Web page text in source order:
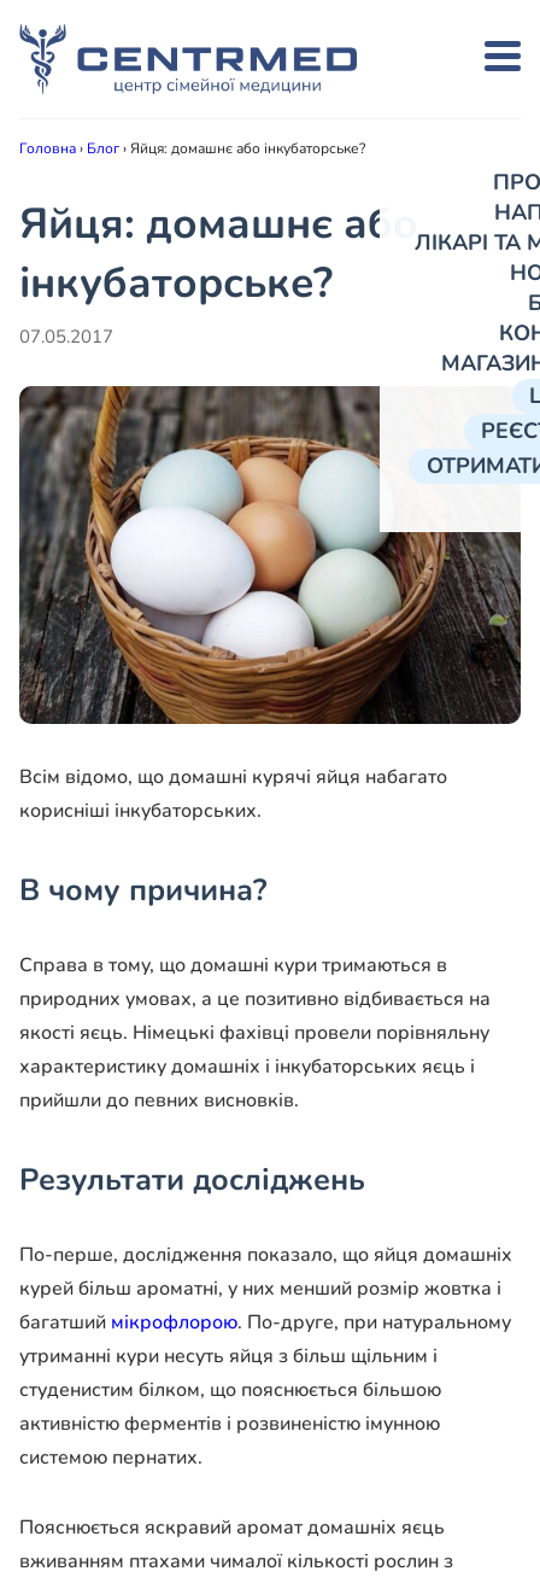
ЛІКАРІ
Головна› Блог›Яйця: домашнє або інкубаторське?
Яйця: домашнє або
інкубаторське?
07.05.2017
Всім відомо, що домашні курячі яйця набагато
корисніші інкубаторських.
В чому причина?
Справа в тому, що домашні кури тримаються в
природних умовах, а це позитивно відбивається на
якості яєць. Німецькі фахівці провели порівняльну
характеристику домашніх і інкубаторських яєць і
прийшли до певних висновків.
Результати досліджень
По-перше, дослідження показало, що яйця домашніх
курей більш ароматні, у них менший розмір жовтка і
багатший мікрофлорою. По-друге, при натуральному
утриманні кури несуть яйця з більш щільним і
студенистим білком, що пояснюється більшою
активністю ферментів і розвиненістю імунною
системою пернатих.
Пояснюється яскравий аромат домашніх яєць
вживанням птахами чималої кількості рослин з